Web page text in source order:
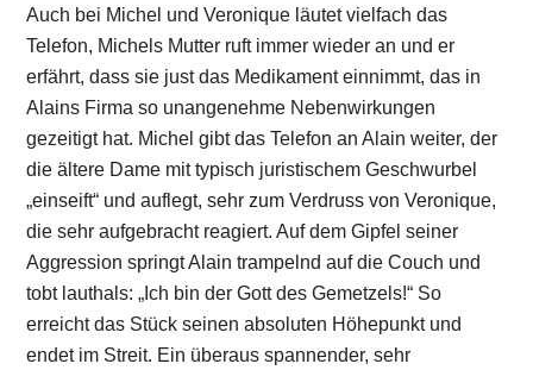
Auch bei Michel und Veronique läutet vielfach das
Telefon, Michels Mutter ruft immer wieder an und er
erfährt, dass sie just das Medikament einnimmt, das in
Alains Firma so unangenehme Nebenwirkungen
gezeitigt hat. Michel gibt das Telefon an Alain weiter, der
die ältere Dame mit typisch juristischem Geschwurbel
„einseift“ und auflegt, sehr zum Verdruss von Veronique,
die sehr aufgebracht reagiert. Auf dem Gipfel seiner
Aggression springt Alain trampelnd auf die Couch und
tobt lauthals: „Ich bin der Gott des Gemetzels!“ So
erreicht das Stück seinen absoluten Höhepunkt und
endet im Streit. Ein überaus spannender, sehr